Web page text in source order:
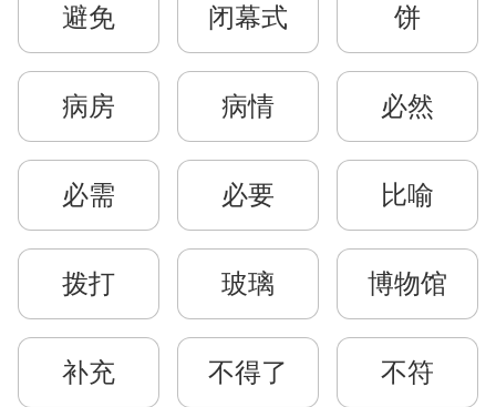
避免 闭幕式 饼
病房 病情 必然
必需 必要 比喻
拨打 玻璃 博物馆
补充 不得了 不符